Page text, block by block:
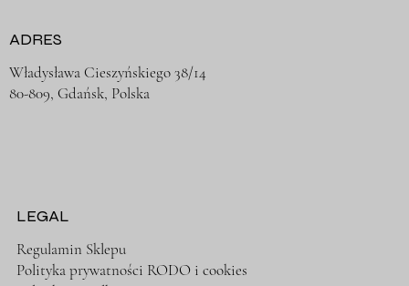
LEGAL
Regulamin Sklepu
Polityka prywatności RODO i cookies
ADRES
Władysława Cieszyńskiego 38/14
80-809, Gdańsk, Polska